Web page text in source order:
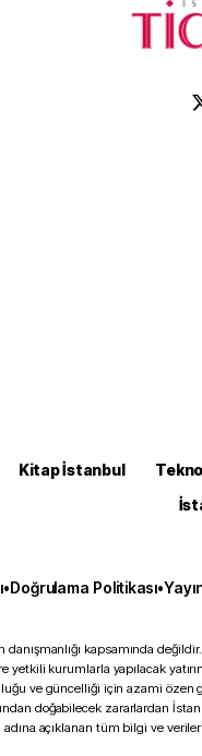
Kitap İstanbul
•Doğrulama Politikası•
kapsamında değildir.
kurumlarla yapılacak
ve güncelliği için azami özen
doğabilecek zararlardan
açıklanan tüm bilgi ve